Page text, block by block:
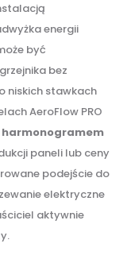
energii
być
bez
niskich stawkach
AeroFlow PRO
paneli lub ceny
podejście do
elektryczne
aktywnie